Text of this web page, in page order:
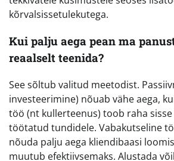
kõrvalsissetulekutega.
Kui palju aega pean ma
reaalselt teenida?
See sõltub valitud meetodist.
investeerimine) nõuab vähe aega,
töö (nt kullerteenus) toob raha
töötatud tundidele. Vabakutseline
nõuda palju aega kliendibaasi
muutub efektiivsemaks. Alustada